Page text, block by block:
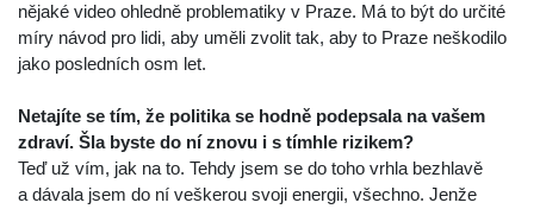
nějaké video ohledně problematiky v Praze. Má to být do určité
míry návod pro lidi, aby uměli zvolit tak, aby to Praze neškodilo
jako posledních osm let.
Netajíte se tím, že politika se hodně podepsala na vašem
zdraví. Šla byste do ní znovu i s tímhle rizikem?
Teď už vím, jak na to. Tehdy jsem se do toho vrhla bezhlavě
a dávala jsem do ní veškerou svoji energii, všechno. Jenže